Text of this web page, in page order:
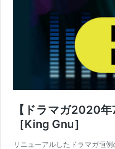
【ドラマガ2020
［King Gnu］
リニューアルしたドラマガ恒